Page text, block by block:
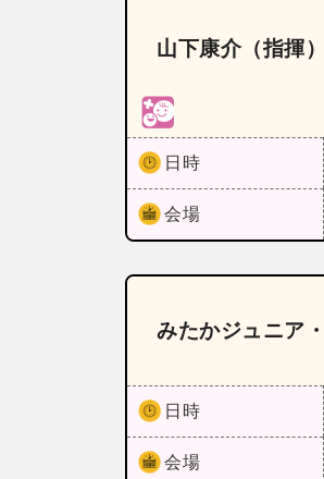
山下康介（指揮
日時
会場
みたかジュニア
日時
会場